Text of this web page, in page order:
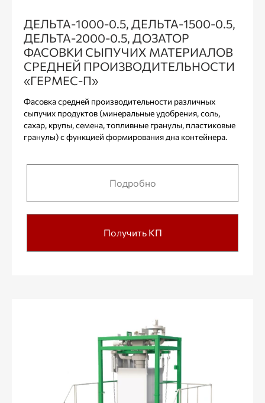
ДЕЛЬТА-1000-0.5, ДЕЛЬТА-1500-0.5,
ДЕЛЬТА-2000-0.5, ДОЗАТОР
ФАСОВКИ СЫПУЧИХ МАТЕРИАЛОВ
СРЕДНЕЙ ПРОИЗВОДИТЕЛЬНОСТИ
«ГЕРМЕС-П»
Фасовка средней производительности различных
сыпучих продуктов (минеральные удобрения, соль,
сахар, крупы, семена, топливные гранулы, пластиковые
гранулы) с функцией формирования дна контейнера.
Подробно
Получить КП